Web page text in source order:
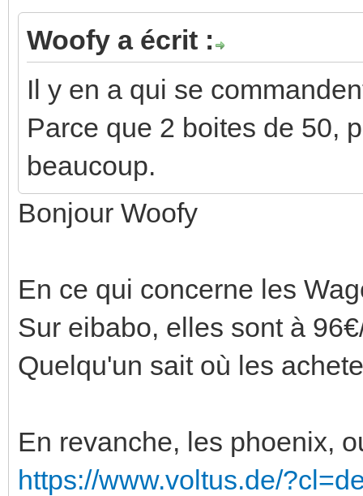
Woofy a écrit :
Il y en a qui se
Parce que 2 boites de 50,
beaucoup.
Bonjour Woofy
En ce qui concerne les
Sur eibabo, elles sont à
Quelqu'un sait où les
En revanche, les phoenix,
https://www.voltus.de/